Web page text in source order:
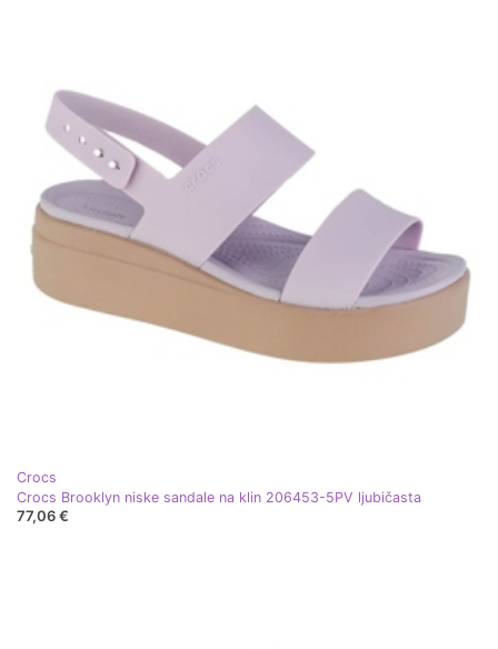
Crocs
Crocs Brooklyn niske sandale na klin 206453-5PV ljubičasta
77,06 €